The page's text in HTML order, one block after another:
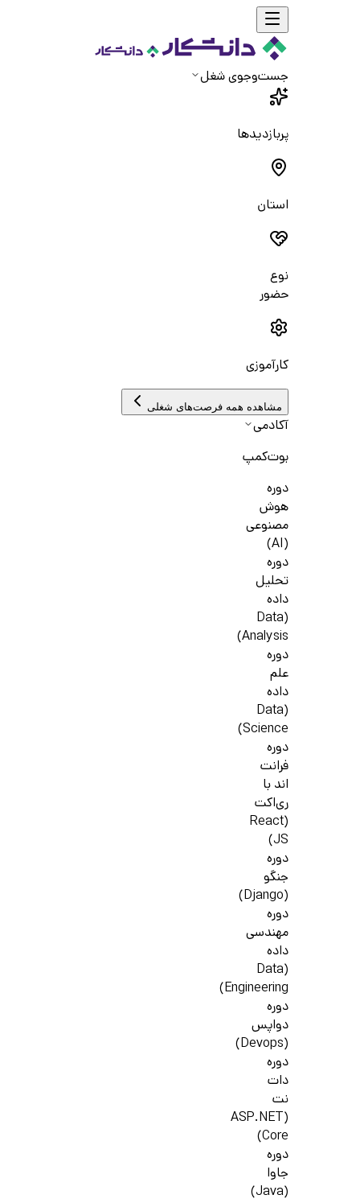
جست‌و‌جوی شغل
پربازدیدها
استان
نوع
حضور
کارآموزی
مشاهده همه فرصت‌های شغلی
آکادمی
بوت‌کمپ
دوره
هوش
مصنوعی
(AI)
دوره
تحلیل
داده
(Data
Analysis)
دوره
علم
داده
(Data
Science)
دوره
فرانت
اند با
ری‌اکت
(React
JS)
دوره
جنگو
(Django)
دوره
مهندسی
داده
(Data
Engineering)
دوره
دواپس
(Devops)
دوره
دات
نت
(ASP.NET
Core)
دوره
جاوا
(Java)